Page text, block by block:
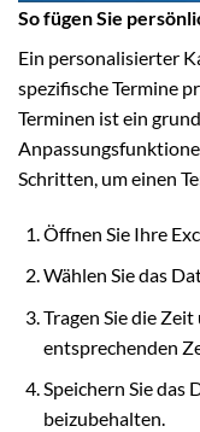
So fügen Sie
Ein personalisierter
spezifische Termine
Terminen ist ein
Schritten, um einen
Öffnen Sie Ihre
Wählen Sie das
Tragen Sie die
entsprechenden
Speichern Sie das
beizubehalten.